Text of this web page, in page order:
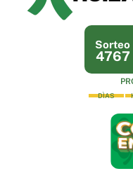
Sorteo
4767
DÌAS